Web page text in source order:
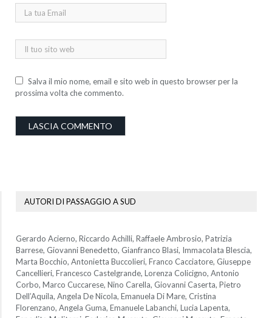
Salva il mio nome, email e sito web in questo browser per la
prossima volta che commento.
AUTORI DI PASSAGGIO A SUD
Gerardo Acierno, Riccardo Achilli, Raffaele Ambrosio, Patrizia
Barrese, Giovanni Benedetto, Gianfranco Blasi, Immacolata Blescia,
Marta Bocchio, Antonietta Buccolieri, Franco Cacciatore, Giuseppe
Cancellieri, Francesco Castelgrande, Lorenza Colicigno, Antonio
Corbo, Marco Cuccarese, Nino Carella, Giovanni Caserta, Pietro
Dell’Aquila, Angela De Nicola, Emanuela Di Mare, Cristina
Florenzano, Angela Guma, Emanuele Labanchi, Lucia Lapenta,